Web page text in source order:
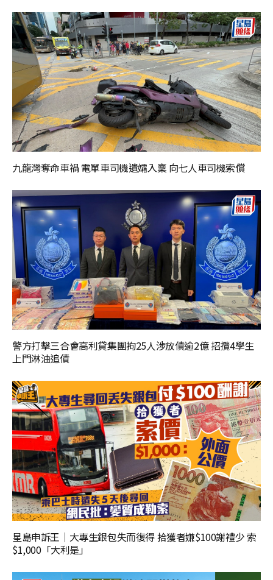
九龍灣奪命車禍 電單車司機遺孀入稟 向七人車司機索償
警方打擊三合會高利貸集團拘25人涉放債逾2億 招攬4學生
上門淋油追債
星島申訴王｜大專生銀包失而復得 拾獲者嫌$100謝禮少 索
$1,000「大利是」